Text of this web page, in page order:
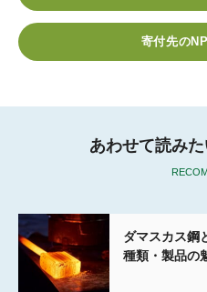
o
e
a
t
寄付先の
あわせて読み
ダマスカス鋼
種類・製品の